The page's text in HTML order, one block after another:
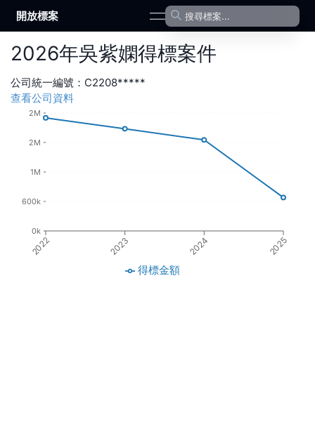
開放標案 open navigation menu
2026年吳紫嫻得標案件
公司統一編號： C2208*****
查看公司資料
2022 2023 2024 2025
0k
600k
1M
2M
2M
得標金額